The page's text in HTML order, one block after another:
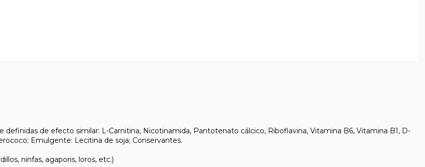
de efecto similar: L-Carnitina, Nicotinamida, Pantotenato cálcico, Riboflavina, Vitamina B6, Vitamina B1, D-
Emulgente: Lecitina de soja; Conservantes.
ninfas, agaporis, loros, etc.)